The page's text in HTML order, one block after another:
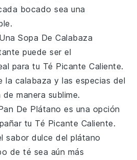
bocado sea una
Sopa De Calabaza
puede ser el
para tu Té Picante Caliente.
la calabaza y las especias del
manera sublime.
De Plátano es una opción
tu Té Picante Caliente.
sabor dulce delplátano
de té sea aún más